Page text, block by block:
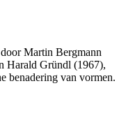
Martin Bergmann
Harald Gründl (1967),
benadering van vormen.